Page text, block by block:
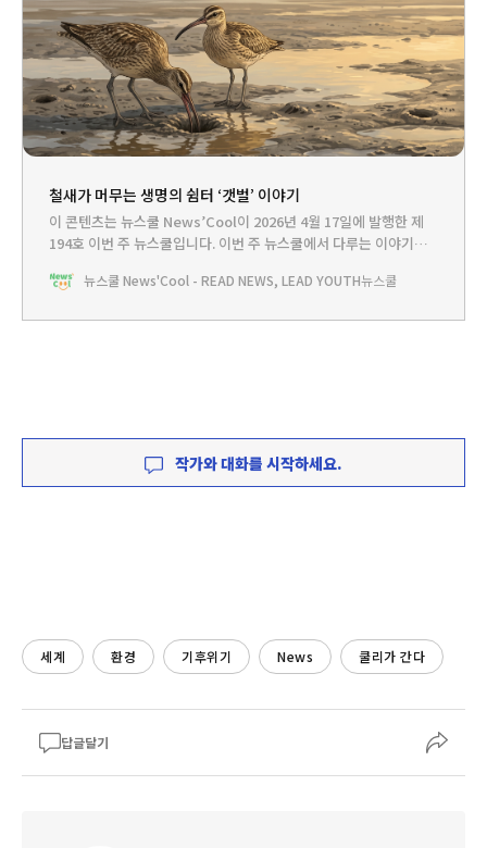
철새가 머무는 생명의 쉼터 ‘갯벌’ 이야기
이 콘텐츠는 뉴스쿨 News’Cool이 2026년 4월 17일에 발행한 제
194호 이번 주 뉴스쿨입니다.‌ 이번 주 뉴스쿨에서 다루는 이야기는...
‘바다의 텃밭’이라고 부르는 이유PLAY - 갯벌 식당에 오신 여러분,
뉴스쿨 News'Cool - READ NEWS, LEAD YOUTH뉴스쿨
작가와 대화를 시작하세요.
세계 환경 기후위기 News 쿨리가 간다
답글달기